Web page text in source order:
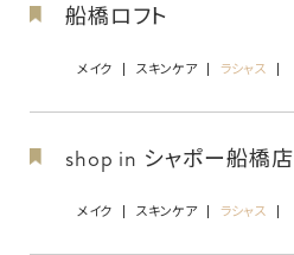
船橋ロフト
メイク スキンケア ラシャス
shop in シャポー船橋店
メイク スキンケア ラシャス